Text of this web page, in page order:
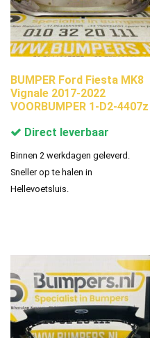
BUMPER Ford Fiesta MK8
Vignale 2017-2022
VOORBUMPER 1-D2-4407z
Direct leverbaar
Binnen 2 werkdagen geleverd.
Sneller op te halen in
Hellevoetsluis.